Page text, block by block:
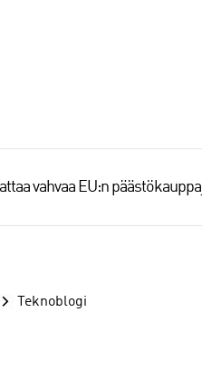
vahvaa EU:n
Teknoblogi